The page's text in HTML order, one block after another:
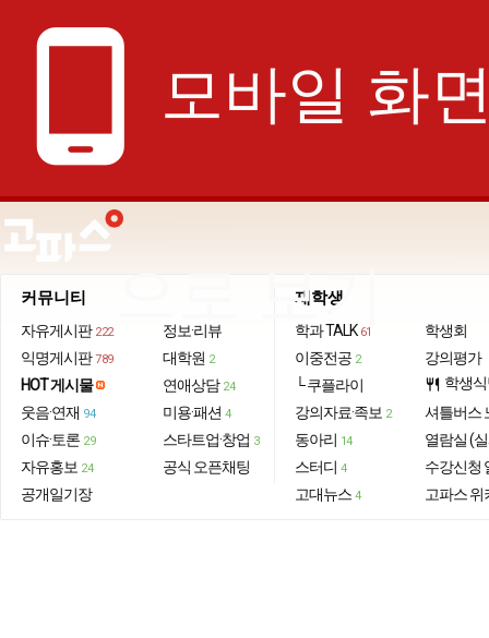
phone_android 모바일 화
으로 보기
커뮤니티
자유게시판 222
익명게시판 789
HOT 게시물
웃음·연재 94
이슈·토론 29
자유홍보 24
공개일기장
정보·리뷰
대학원 2
연애상담 24
미용·패션 4
스타트업·창업 3
공식 오픈채팅
재학생
학과 TALK 61
이중전공 2
└ 쿠플라이
강의자료·족보 2
동아리 14
스터디 4
고대뉴스 4
학생회
강의평가
restaurant 학생
셔틀버스
열람실 (
수강신청
고파스 위